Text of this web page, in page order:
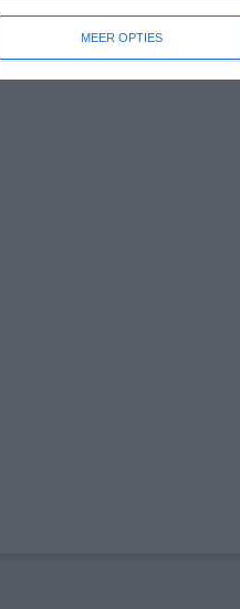
MEER OPTIES
bekijk de uitgebreide